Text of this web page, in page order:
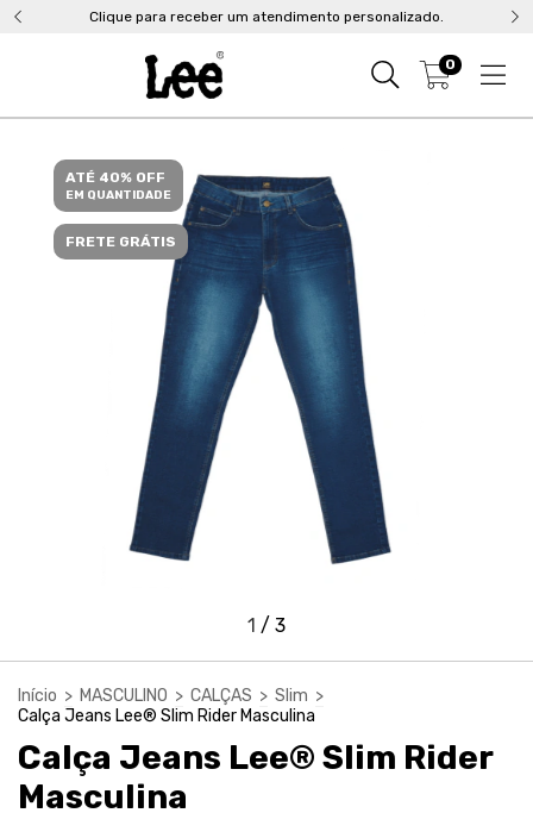
Clique para receber um atendimento personalizado.
0
ATÉ 40% OFF
EM QUANTIDADE
FRETE GRÁTIS
1 / 3
Início > MASCULINO > CALÇAS > Slim >
Calça Jeans Lee® Slim Rider Masculina
Calça Jeans Lee® Slim Rider
Masculina